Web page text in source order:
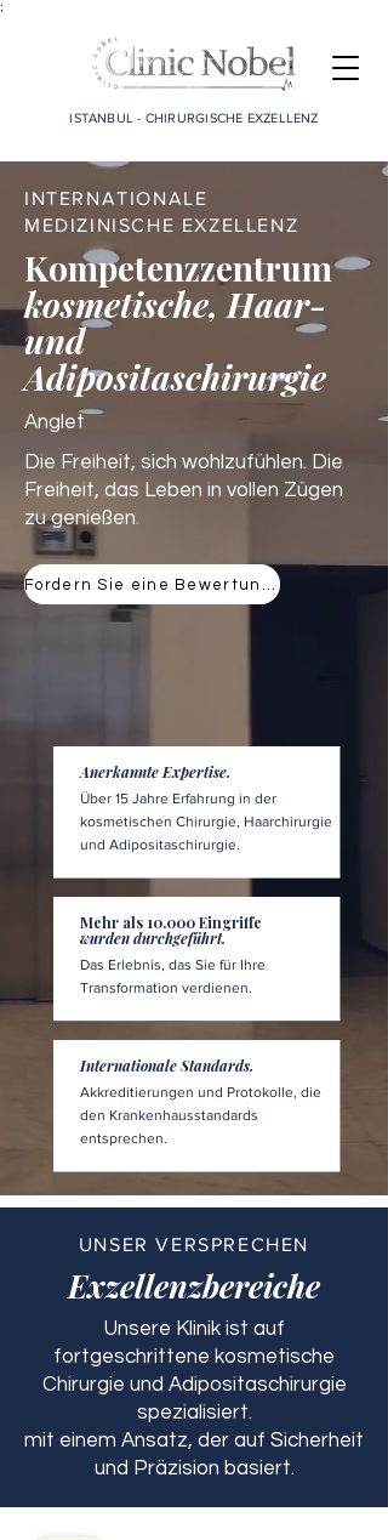
;
ISTANBUL - CHIRURGISCHE EXZELLENZ
INTERNATIONALE
MEDIZINISCHE EXZELLENZ
Kompetenzzentrum
kosmetische, Haar-
und
Adipositaschirurgie
Anglet
Die Freiheit, sich wohlzufühlen. Die
Freiheit, das Leben in vollen Zügen
zu genießen.
Anerkannte Expertise.
Über 15 Jahre Erfahrung in der
kosmetischen Chirurgie, Haarchirurgie
und Adipositaschirurgie.
Mehr als 10.000 Eingriffe
wurden durchgeführt.
Das Erlebnis, das Sie für Ihre
Transformation verdienen.
Internationale Standards.
Akkreditierungen und Protokolle, die
den Krankenhausstandards
entsprechen.
UNSER VERSPRECHEN
Exzellenzbereiche
Unsere Klinik ist auf
fortgeschrittene kosmetische
Chirurgie und Adipositaschirurgie
spezialisiert.
mit einem Ansatz, der auf Sicherheit
und Präzision basiert.